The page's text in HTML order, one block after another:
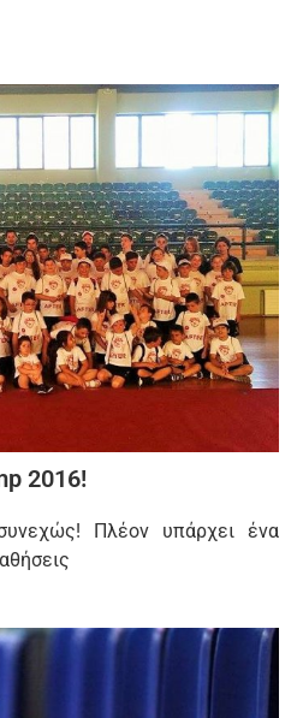
2016!
Πλέον υπάρχει ένα